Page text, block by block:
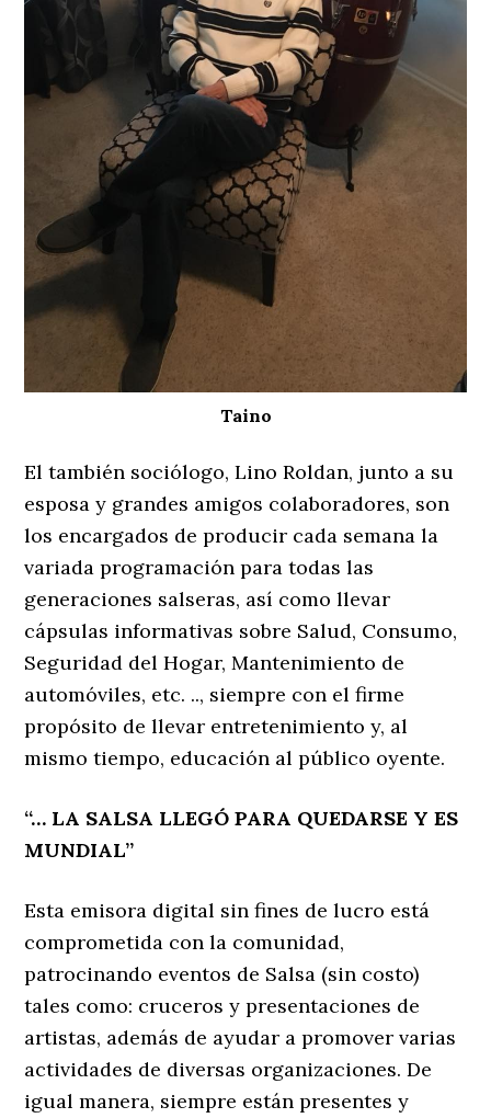
Taino
El también sociólogo, Lino Roldan, junto a su
esposa y grandes amigos colaboradores, son
los encargados de producir cada semana la
variada programación para todas las
generaciones salseras, así como llevar
cápsulas informativas sobre Salud, Consumo,
Seguridad del Hogar, Mantenimiento de
automóviles, etc. .., siempre con el firme
propósito de llevar entretenimiento y, al
mismo tiempo, educación al público oyente.
“… LA SALSA LLEGÓ PARA QUEDARSE Y ES
MUNDIAL”
Esta emisora ​​digital sin fines de lucro está
comprometida con la comunidad,
patrocinando eventos de Salsa (sin costo)
tales como: cruceros y presentaciones de
artistas, además de ayudar a promover varias
actividades de diversas organizaciones. De
igual manera, siempre están presentes y